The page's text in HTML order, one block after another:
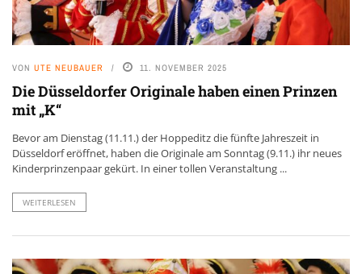
VON UTE NEUBAUER 11. NOVEMBER 2025
Die Düsseldorfer Originale haben einen Prinzen
mit „K“
Bevor am Dienstag (11.11.) der Hoppeditz die fünfte Jahreszeit in
Düsseldorf eröffnet, haben die Originale am Sonntag (9.11.) ihr neues
Kinderprinzenpaar gekürt. In einer tollen Veranstaltung ...
WEITERLESEN